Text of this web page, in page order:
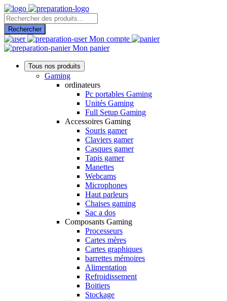
Recherche
de
produits
Rechercher
Mon compte
Mon panier
Tous nos produits
Gaming
ordinateurs
Pc portables Gaming
Unités Gaming
Full Setup Gaming
Accessoires Gaming
Souris gamer
Claviers gamer
Casques gamer
Tapis gamer
Manettes
Webcams
Microphones
Haut parleurs
Chaises gaming
Sac a dos
Composants Gaming
Processeurs
Cartes mères
Cartes graphiques
barrettes mémoires
Alimentation
Refroidissement
Boitiers
Stockage